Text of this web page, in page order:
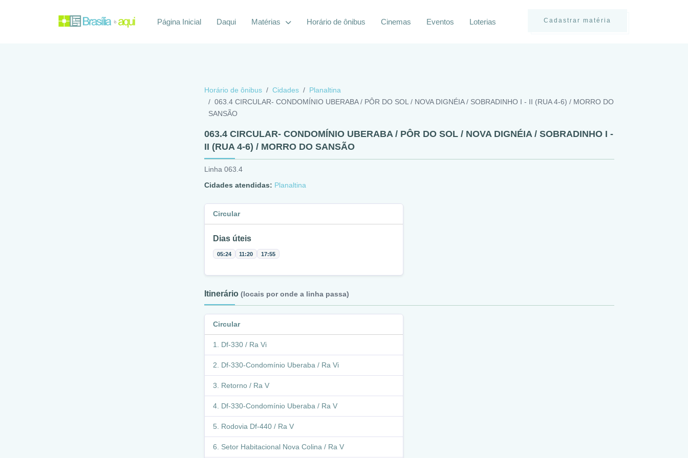
Cadastrar matéria
Página Inicial Daqui Matérias Horário de ônibus Cinemas Eventos Loterias
Horário de ônibus Cidades
Planaltina
063.4 CIRCULAR- CONDOMÍNIO UBERABA / PÔR DO SOL / NOVA DIGNÉIA / SOBRADINHO I - II (RUA 4-6) / MORRO DO
SANSÃO
063.4 CIRCULAR- CONDOMÍNIO UBERABA / PÔR DO SOL / NOVA DIGNÉIA / SOBRADINHO I -
II (RUA 4-6) / MORRO DO SANSÃO
Linha 063.4
Cidades atendidas: Planaltina
Circular
Dias úteis
05:24 11:20 17:55
Itinerário (locais por onde a linha passa)
Circular
Df-330 / Ra Vi
Df-330-Condomínio Uberaba / Ra Vi
Retorno / Ra V
Df-330-Condomínio Uberaba / Ra V
Rodovia Df-440 / Ra V
Setor Habitacional Nova Colina / Ra V